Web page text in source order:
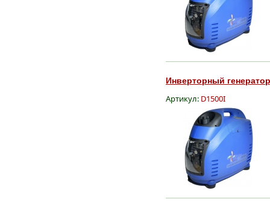
Инверторный
Артикул: D1500I